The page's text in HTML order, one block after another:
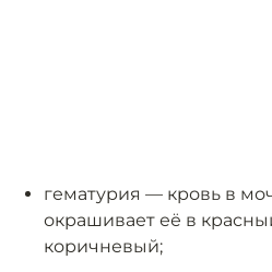
гематурия — кровь в
окрашивает её в
коричневый;